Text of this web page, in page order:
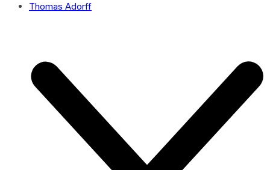
Thomas Adorff